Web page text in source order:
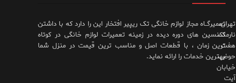
تعمیرگــاه مجاز لوازم خانگی تک ریپیر افتخار این را دارد که با داشتن
تکنسین های دوره دیده در زمینه تعمیرات لوازم خانگی در کوتاه
ترین زمان ، با قطعات اصل و مناسب ترین قیمت در منزل شما
بهترین خدمات را ارائه نماید.
تهران،
نارمک،
هفت
حوض،
خیابان
آیت